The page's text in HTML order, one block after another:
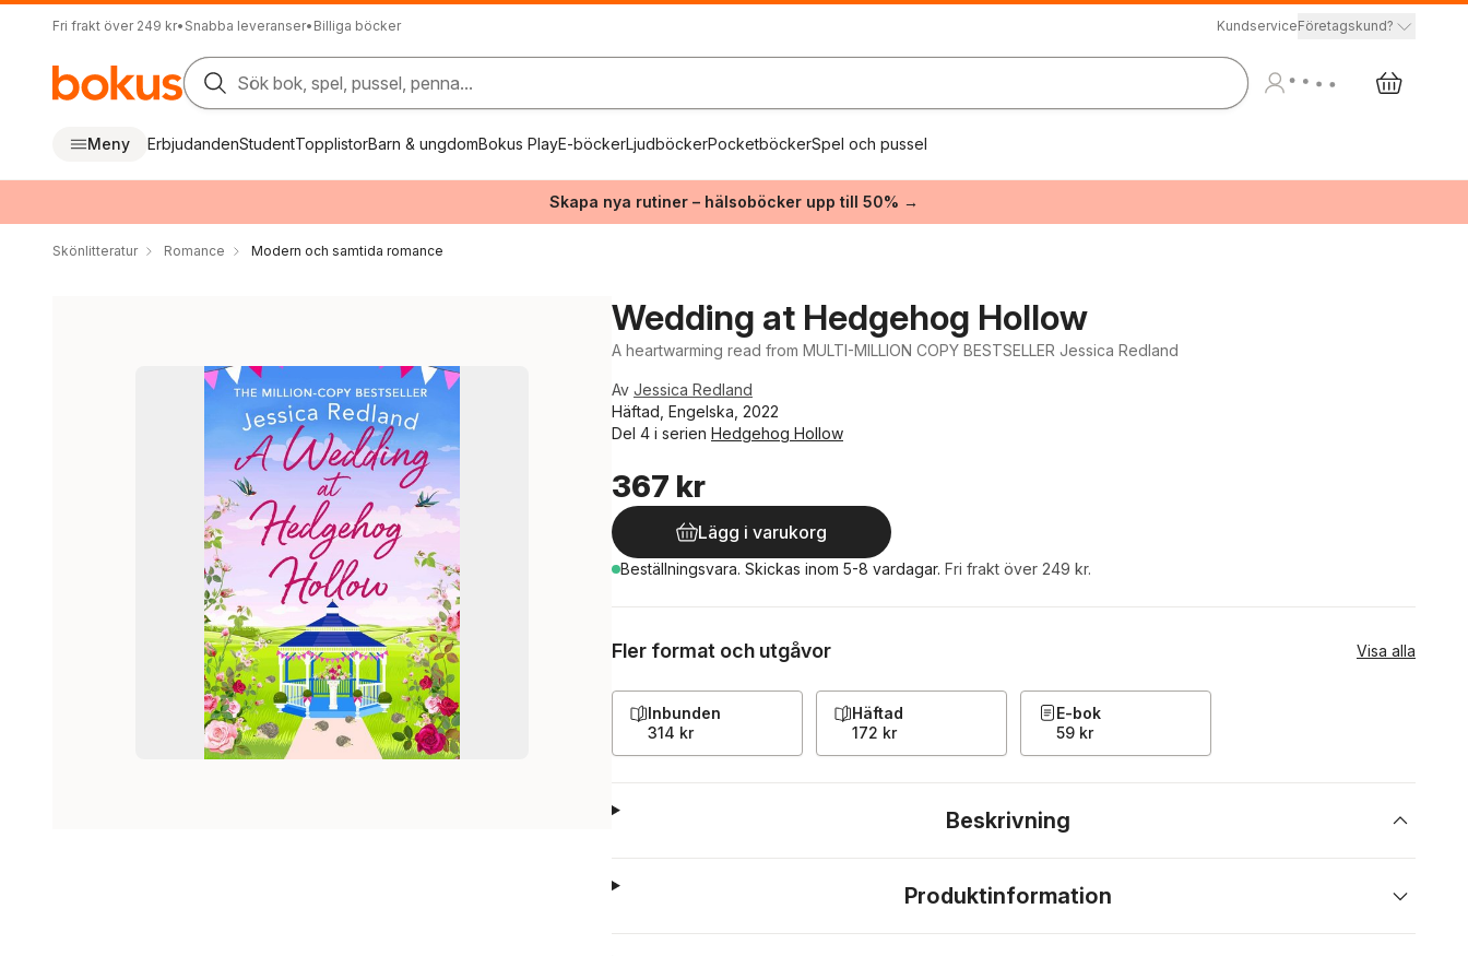
Fri frakt över 249 kr• Snabba leveranser• Billiga böcker KundserviceFöretagskund?
Sök bok, spel, pussel, penna...
Meny ErbjudandenStudentTopplistorBarn & ungdomBokus PlayE-böckerLjudböckerPocketböckerSpel och pussel
Skapa nya rutiner – hälsoböcker upp till 50% →
Skönlitteratur Romance Modern och samtida romance
Wedding at Hedgehog Hollow
A heartwarming read from MULTI-MILLION COPY BESTSELLER Jessica Redland
Av Jessica Redland
Häftad, Engelska, 2022
Del 4 i serien Hedgehog Hollow
367 kr
Lägg i varukorg
Beställningsvara. Skickas inom 5-8 vardagar. Fri frakt över 249 kr.
Fler format och utgåvor Visa alla
Inbunden
314 kr
Häftad
172 kr
E-bok
59 kr
Beskrivning
Produktinformation